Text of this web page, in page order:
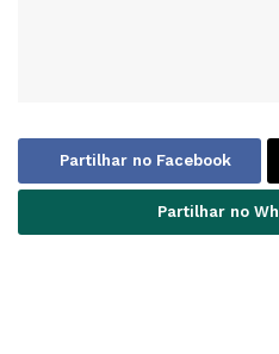
Partilhar no Facebook
Partilhar no